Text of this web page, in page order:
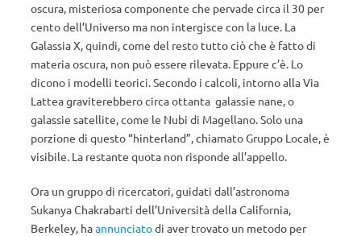
oscura, misteriosa componente che pervade circa il 30 per
cento dell’Universo ma non intergisce con la luce. La
Galassia X, quindi, come del resto tutto ciò che è fatto di
materia oscura, non può essere rilevata. Eppure c’è. Lo
dicono i modelli teorici. Secondo i calcoli, intorno alla Via
Lattea graviterebbero circa ottanta galassie nane, o
galassie satellite, come le Nubi di Magellano. Solo una
porzione di questo “hinterland”, chiamato Gruppo Locale, è
visibile. La restante quota non risponde all’appello.
Ora un gruppo di ricercatori, guidati dall’astronoma
Sukanya Chakrabarti dell’Università della California,
Berkeley, haannunciatodi aver trovato un metodo per